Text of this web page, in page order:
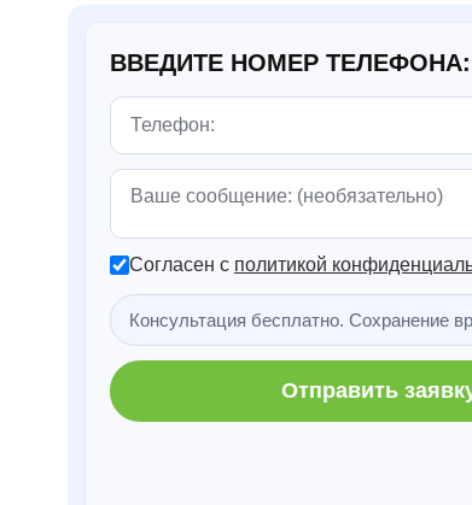
ВВЕДИТЕ НОМЕР ТЕЛЕФОНА:
Согласен с политикой
Консультация бесплатно. Сохранение
Отправить